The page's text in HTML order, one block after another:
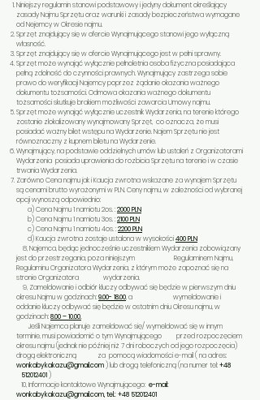
Niniejszy regulamin stanowi podstawowy i jedyny dokument określający
zasady Najmu Sprzętu oraz warunki i zasady bezpieczeństwa wymagane
od Nejemcy w Okresie najmu.
Sprzęt znajdujący się w ofercie Wynajmującego stanowi jego wyłączną
własność.
Sprzęt znajdujący się w ofercie Wynajmującego jest w pełni sprawny.
Sprzęt może wynająć wyłącznie pełnoletnia osoba fizyczna posiadająca
pełną zdolność do czynności prawnych. Wynajmujący zastrzega sobie
prawo do weryfikacji Najemcy poprzez żądanie okazania ważnego
dokumentu tożsamości. Odmowa okazania ważnego dokumentu
tożsamości skutkuje brakiem możliwości zawarcia Umowy najmu.
Sprzęt może wynająć wyłącznie uczestnik Wydarzenia, na terenie którego
zostanie zlokalizowany wynajmowany Sprzęt, co oznacza, że musi
posiadać ważny bilet wstępu na Wydarzenie. Najem Sprzętu nie jest
równoznaczny z kupnem biletu na Wydarzenie.
Wynajmujący, na podstawie oddzielnych umów lub ustaleń z Organizatorami
Wydarzenia posiada uprawienia do rozbicia Sprzętu na terenie i w czasie
trwania Wydarzenia.
Zarówno Cena najmu jak i Kaucja zwrotna wskazane za wynajem Sprzętu
są cenami brutto wyrażonymi w PLN. Ceny najmu, w zależności od wybranej
opcji wynoszą odpowiednio:
a) Cena Najmu 1 namiotu 2os. :2000 PLN
b) Cena Najmu 1 namiotu 3os. :2100 PLN
c) Cena Najmu 1 namiotu 4os. :2200 PLN
d) Kaucja zwrotna zostaje ustalona w wysokości400 PLN
8, Najemca, będąc jednocześnie uczestnikiem Wydarzenia zobowiązany
jest do przestrzegania, poza niniejszym Regulaminem Najmu,
Regulaminu Organizatora Wydarzenia, z którym może zapoznać się na
stronie Organizatora wydarzenia.
9, Zameldowanie i odbiór kluczy odbywać się będzie w pierwszym dniu
okresu Najmu w godzinach:9.00- 18.00,a wymeldowanie i
oddanie kluczy odbywać się będzie w ostatnim dniu Okresu najmu, w
godzinach:8.00– 10.00.
Jeśli Najemca planuje zameldować się/ wymeldować się w innym
terminie, musi powiadomić o tym Wynajmującego przed rozpoczęciem
okresu najmu (jednak nie później niż 7 dni roboczych od jego rozpoczęcia)
drogą elektroniczną za pomocą wiadomości e-mail ( na adres:
wonkabykakazu@gmail.com ) lub drogą telefoniczną (na numer tel:+48
512012401 )
10, Informacje kontaktowe Wynajmującego: e-mail:
wonkabykakazu@gmail.com, tel.:+48 512012401